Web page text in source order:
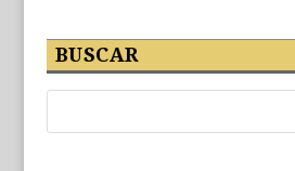
BUSCAR